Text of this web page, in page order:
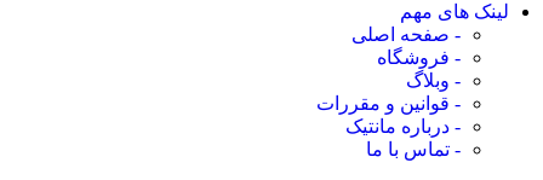
لینک های مهم
- صفحه اصلی
- فروشگاه
- وبلاگ
- قوانین و مقررات
- درباره مانتیک
- تماس با ما